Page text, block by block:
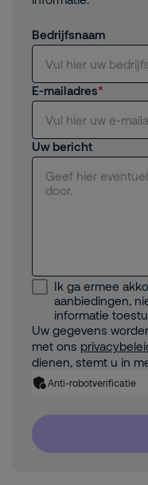
Bedrijfsnaam
E-mailadres
Uw bericht
Ik ga ermee
aanbiedingen,
informatie
Uw gegevens
met ons
dienen, stemt u in
Anti-robotverificatie